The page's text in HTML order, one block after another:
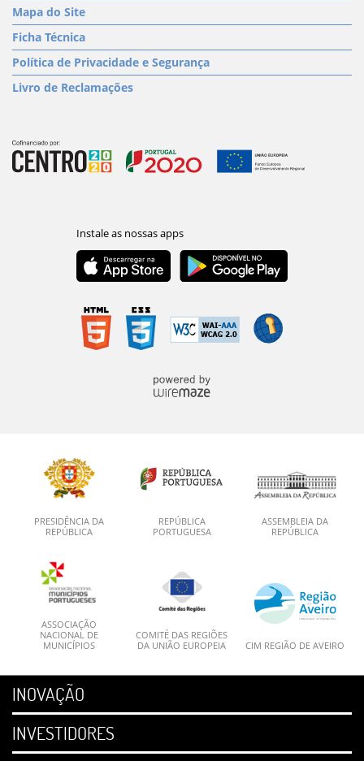
Mapa do Site
Ficha Técnica
Política de Privacidade e Segurança
Livro de Reclamações
PRESIDÊNCIA DA
REPÚBLICA
REPÚBLICA
PORTUGUESA
ASSEMBLEIA DA
REPÚBLICA
ASSOCIAÇÃO
NACIONAL DE
MUNICÍPIOS
COMITÉ DAS REGIÕES
DA UNIÃO EUROPEIA
CIM REGIÃO DE AVEIRO
INOVAÇÃO
INVESTIDORES